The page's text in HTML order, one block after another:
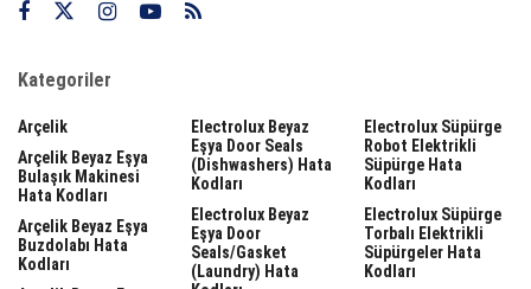
Kategoriler
Arçelik
Arçelik Beyaz Eşya
Bulaşık Makinesi
Hata Kodları
Arçelik Beyaz Eşya
Buzdolabı Hata
Kodları
Electrolux Beyaz
Eşya Door Seals
(dishwashers) Hata
Kodları
Electrolux Beyaz
Eşya Door
Seals/gasket
(laundry) Hata
Electrolux Süpürge
Robot Elektrikli
Süpürge Hata
Kodları
Electrolux Süpürge
Torbalı Elektrikli
Süpürgeler Hata
Kodları